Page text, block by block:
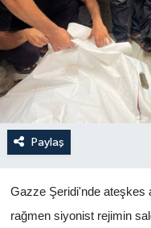
Paylaş
Gazze Şeridi'nde ateşkes
rağmen siyonist rejimin
Bi̇li̇m &
Dünya